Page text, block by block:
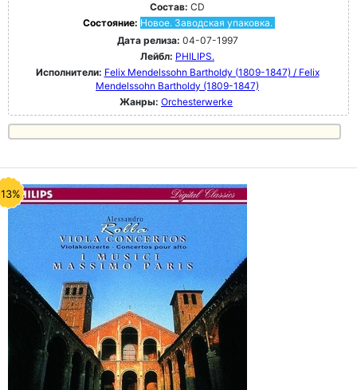
Состав: CD
Состояние: Новое. Заводская упаковка.
Дата релиза: 04-07-1997
Лейбл: PHILIPS.
Исполнители: Felix Mendelssohn Bartholdy (1809-1847) / Felix
Mendelssohn Bartholdy (1809-1847)
Жанры: Orchesterwerke